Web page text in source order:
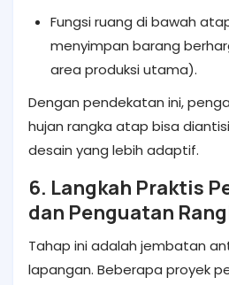
Fungsi ruang di bawah
menyimpan barang
area produksi utama).
Dengan pendekatan ini,
hujan rangka atap bisa
desain yang lebih adaptif.
6. Langkah Praktis
dan Penguatan
Tahap ini adalah jembatan
lapangan. Beberapa proyek